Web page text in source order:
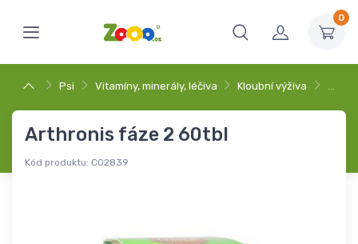
0
Psi Vitamíny, minerály, léčiva Kloubní výživa …
Arthronis fáze 2 60tbl
Kód produktu: C02839